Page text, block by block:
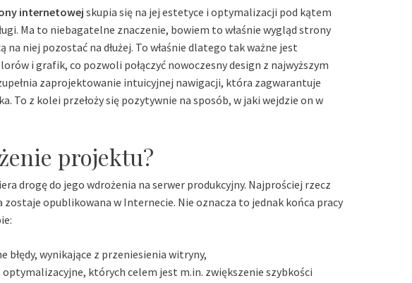
internetowejskupia się na jej estetyce i optymalizacji pod kątem
Ma to niebagatelne znaczenie, bowiem to właśnie wygląd strony
na niej pozostać na dłużej. To właśnie dlatego tak ważne jest
i grafik, co pozwoli połączyć nowoczesny design z najwyższym
zaprojektowanie intuicyjnej nawigacji, która zagwarantuje
To z kolei przełoży się pozytywnie na sposób, w jaki wejdzie on w
projektu?
drogę do jego wdrożenia na serwer produkcyjny. Najprościej rzecz
opublikowana w Internecie. Nie oznacza to jednak końca pracy
błędy, wynikające z przeniesienia witryny,
optymalizacyjne, których celem jest m.in. zwiększenie szybkości